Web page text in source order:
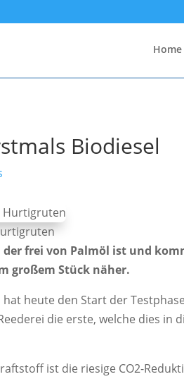
Home
Biodiesel
frei von Palmöl ist und
großem Stück näher.
heute den Start der
die erste, welche dies in
ist die riesige CO2-